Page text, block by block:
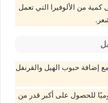
كمية من الألوفيرا التي تعمل
إضافة حبوب الهيل والقرنفل
للحصول على أكبر قدر من